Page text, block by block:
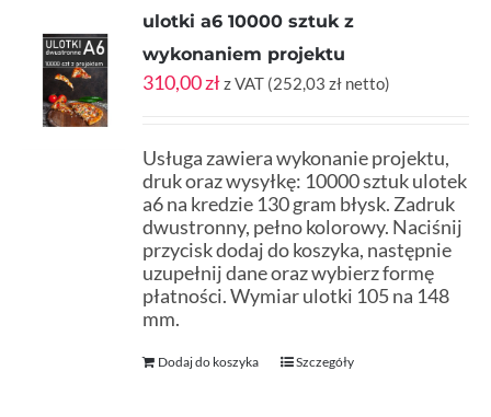
ulotki a6 10000 sztuk z
wykonaniem projektu
310,00złz VAT (252,03zł netto)
Usługa zawiera wykonanie projektu,
druk oraz wysyłkę: 10000 sztuk ulotek
a6 na kredzie 130 gram błysk. Zadruk
dwustronny, pełno kolorowy. Naciśnij
przycisk dodaj do koszyka, następnie
uzupełnij dane oraz wybierz formę
płatności. Wymiar ulotki 105 na 148
mm.
Dodaj do koszyka Szczegóły